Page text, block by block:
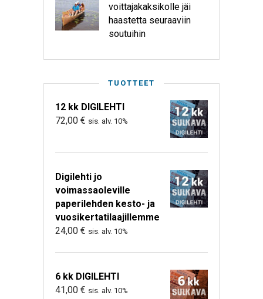
voittajakaksikolle jäi
haastetta seuraaviin
soutuihin
TUOTTEET
12 kk DIGILEHTI
72,00 € sis. alv. 10%
Digilehti jo
voimassaoleville
paperilehden kesto- ja
vuosikertatilaajillemme
24,00 € sis. alv. 10%
6 kk DIGILEHTI
41,00 € sis. alv. 10%